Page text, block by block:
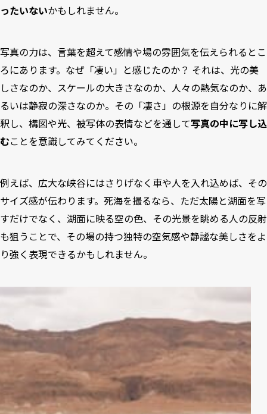
ったいないかもしれません。
写真の力は、言葉を超えて感情や場の雰囲気を伝えられるとこ
ろにあります。なぜ「凄い」と感じたのか？ それは、光の美
しさなのか、スケールの大きさなのか、人々の熱気なのか、あ
るいは静寂の深さなのか。その「凄さ」の根源を自分なりに解
釈し、構図や光、被写体の表情などを通して写真の中に写し込
むことを意識してみてください。
例えば、広大な峡谷にはさりげなく車や人を入れ込めば、その
サイズ感が伝わります。死海を撮るなら、ただ太陽と湖面を写
すだけでなく、湖面に映る空の色、その光景を眺める人の反射
も狙うことで、その場の持つ独特の空気感や静謐な美しさをよ
り強く表現できるかもしれません。